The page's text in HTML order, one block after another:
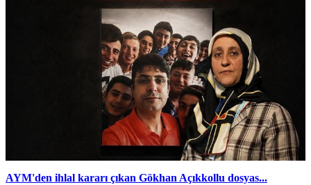
AYM'den ihlal kararı çıkan Gökhan Açıkkollu dosyas...